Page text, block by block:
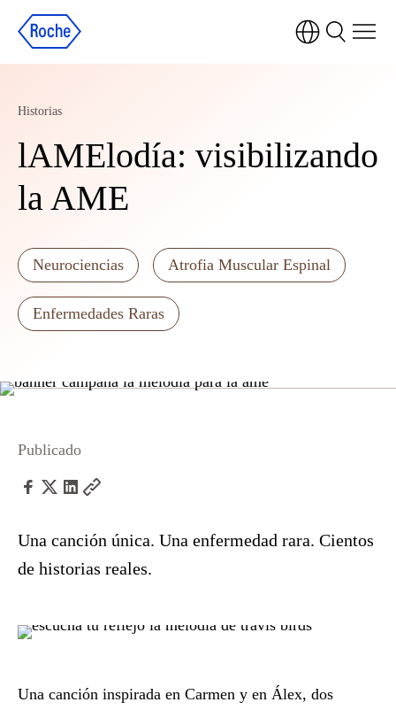
Historias
lAMElodía: visibilizando
la AME
Neurociencias Atrofia Muscular Espinal
Enfermedades Raras
Publicado
Una canción única. Una enfermedad rara. Cientos
de historias reales.
Una canción inspirada en Carmen y en Álex, dos